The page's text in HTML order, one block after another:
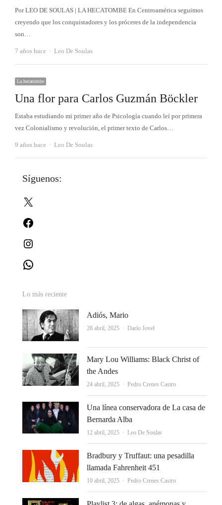
Por LEO DE SOULAS | LA HECATOMBE En Centroamérica seguimos
creyendo que los conquistadores y los próceres de la independencia
son…
7 años hace Autor
Leo De Soulas
La hecatombe
Una flor para Carlos Guzmán Böckler
Estaba estudiando mi primer año de Psicología cuando leí por primera
vez Colonialismo y revolución, el primer texto de Carlos…
9 años hace Autor
Leo De Soulas
Síguenos:
Lo más reciente
Adiós, Mario
28 abril, 2025 Autor
Darío Jovel
Mary Lou Williams: Black Christ of
the Andes
24 abril, 2025 Autor
Pedro Crenes Castro
Una línea conservadora de La casa de
Bernarda Alba
12 abril, 2025 Autor
Leo De Soulas
Bradbury y Truffaut: una pesadilla
llamada Fahrenheit 451
10 abril, 2025 Autor
Pedro Crenes Castro